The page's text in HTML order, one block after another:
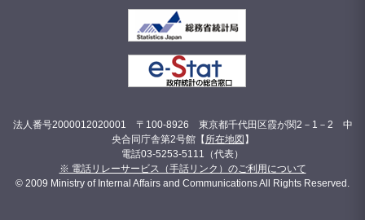
法人番号2000012020001 〒100-8926 東京都千代田区霞が関2－1－2 中
央合同庁舎第2号館【 所在地図 】
電話03-5253-5111（代表）
※ 電話リレーサービス（手話リンク）のご利用について
© 2009 Ministry of Internal Affairs and Communications All Rights Reserved.